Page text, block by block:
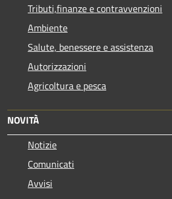
Tributi,finanze e contravvenzioni
Ambiente
Salute, benessere e assistenza
Autorizzazioni
Agricoltura e pesca
NOVITÀ
Notizie
Comunicati
Avvisi